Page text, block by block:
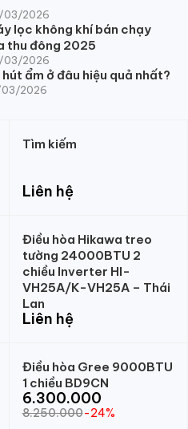
03/2026
lọc không khí bán chạy
thu đông 2025
03/2026
ẩm ở đâu hiệu quả nhất?
03/2026
Tìm kiếm
Liên hệ
Điều hòa Hikawa treo
tường 24000BTU 2
chiều Inverter HI-
VH25A/K-VH25A – Thái
Lan
Liên hệ
Điều hòa Gree 9000BTU
1 chiều BD9CN
6.300.000
8.250.000-24%